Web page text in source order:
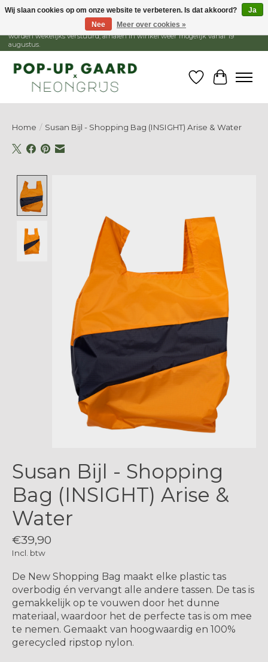
1 - 15 augustus is de winkel gesloten, webshop blijft open. Bestellingen
worden wekelijks verstuurd, afhalen in winkel weer mogelijk vanaf 19
augustus.
Verlanglijst
Home / Susan Bijl - Shopping Bag (INSIGHT) Arise & Water
Susan Bijl - Shopping
Bag (INSIGHT) Arise &
Water
€39,90
Incl. btw
De New Shopping Bag maakt elke plastic tas
overbodig én vervangt alle andere tassen. De tas is
gemakkelijk op te vouwen door het dunne
materiaal, waardoor het de perfecte tas is om mee
te nemen. Gemaakt van hoogwaardig en 100%
gerecycled ripstop nylon.
Wij slaan cookies op om onze website te verbeteren. Is dat akkoord?
Ja
Nee
Meer over cookies »